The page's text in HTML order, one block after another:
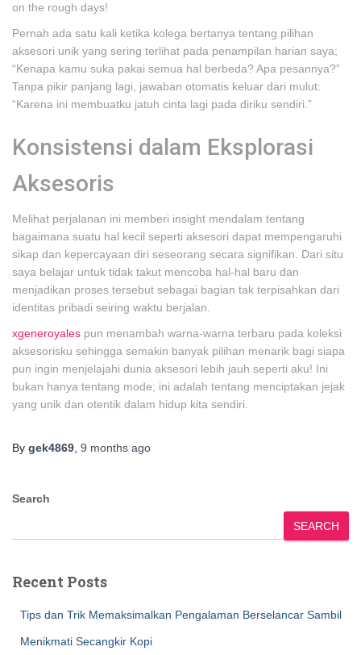
on the rough days!
Pernah ada satu kali ketika kolega bertanya tentang pilihan
aksesori unik yang sering terlihat pada penampilan harian saya;
“Kenapa kamu suka pakai semua hal berbeda? Apa pesannya?”
Tanpa pikir panjang lagi, jawaban otomatis keluar dari mulut:
“Karena ini membuatku jatuh cinta lagi pada diriku sendiri.”
Konsistensi dalam Eksplorasi
Aksesoris
Melihat perjalanan ini memberi insight mendalam tentang
bagaimana suatu hal kecil seperti aksesori dapat mempengaruhi
sikap dan kepercayaan diri seseorang secara signifikan. Dari situ
saya belajar untuk tidak takut mencoba hal-hal baru dan
menjadikan proses tersebut sebagai bagian tak terpisahkan dari
identitas pribadi seiring waktu berjalan.
xgeneroyales pun menambah warna-warna terbaru pada koleksi
aksesorisku sehingga semakin banyak pilihan menarik bagi siapa
pun ingin menjelajahi dunia aksesori lebih jauh seperti aku! Ini
bukan hanya tentang mode; ini adalah tentang menciptakan jejak
yang unik dan otentik dalam hidup kita sendiri.
By gek4869 9 months ago
Search
SEARCH
Recent Posts
Tips dan Trik Memaksimalkan Pengalaman Berselancar Sambil
Menikmati Secangkir Kopi